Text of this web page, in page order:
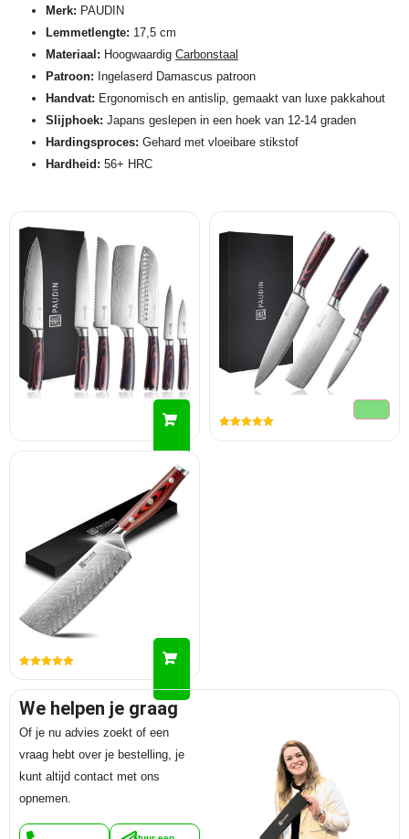
Merk: PAUDIN
Lemmetlengte: 17,5 cm
Materiaal: Hoogwaardig Carbonstaal
Patroon: Ingelaserd Damascus patroon
Handvat: Ergonomisch en antislip, gemaakt van luxe pakkahout
Slijphoek: Japans geslepen in een hoek van 12-14 graden
Hardingsproces: Gehard met vloeibare stikstof
Hardheid: 56+ HRC
We helpen je graag
Of je nu advies zoekt of een
vraag hebt over je bestelling, je
kunt altijd contact met ons
opnemen.